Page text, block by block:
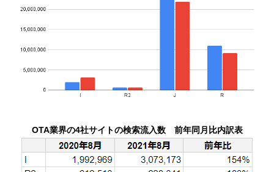
OTA業界の4社サイトの検索流入数 前年同月比内訳表